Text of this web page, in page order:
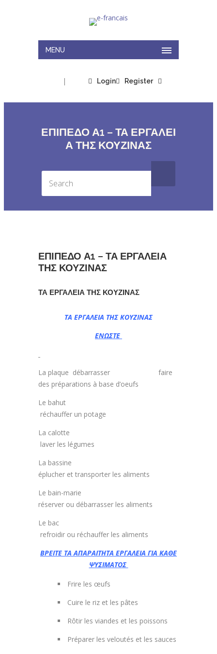
MENU
Login
| Register
ΕΠΙΠΕΔΟ Α1 – ΤΑ ΕΡΓΑΛΕΙ
Α ΤΗΣ ΚΟΥΖΙΝΑΣ
ΕΠΙΠΕΔΟ Α1 – ΤΑ ΕΡΓΑΛΕΙΑ
ΤΗΣ ΚΟΥΖΙΝΑΣ
ΤΑ ΕΡΓΑΛΕΙΑ ΤΗΣ ΚΟΥΖΙΝΑΣ
ΤΑ ΕΡΓΑΛΕΙΑ ΤΗΣ ΚΟΥΖΙΝΑΣ
ΕΝΩΣΤΕ
La plaque débarrasser faire
des préparations à base d’oeufs
Le bahut
réchauffer un potage
La calotte
laver les légumes
La bassine
éplucher et transporter les aliments
Le bain-marie
réserver ou débarrasser les aliments
Le bac
refroidir ou réchauffer les aliments
ΒΡΕΙΤΕ ΤΑ ΑΠΑΡΑΙΤΗΤΑ ΕΡΓΑΛΕΙΑ ΓΙΑ ΚΑΘΕ
ΨΥΣΙΜΑΤΟΣ
Frire les œufs
Cuire le riz et les pâtes
Rôtir les viandes et les poissons
Préparer les veloutés et les sauces